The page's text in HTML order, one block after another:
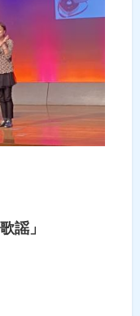
謡」